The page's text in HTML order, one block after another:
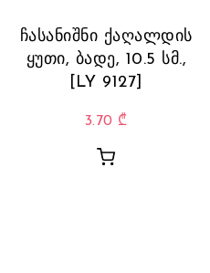
ჩასანიშნი ქაღალდის
ყუთი, ბადე, 10.5 სმ.,
[LY 9127]
3.70 ₾